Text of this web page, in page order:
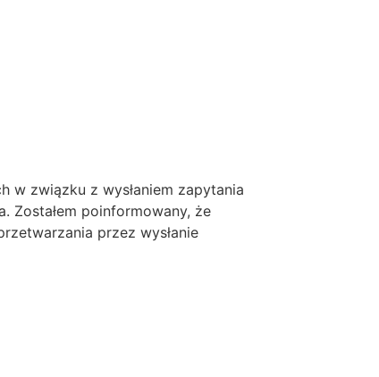
w związku z wysłaniem zapytania
Zostałem poinformowany, że
przez wysłanie